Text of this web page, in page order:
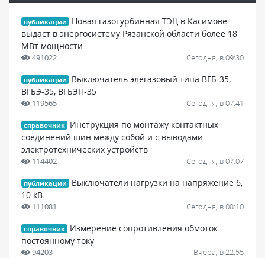
публикации
Новая газотурбинная ТЭЦ в Касимове
выдаст в энергосистему Рязанской области более 18
МВт мощности
491022 Сегодня, в 09:30
публикации
Выключатель элегазовый типа ВГБ-35,
ВГБЭ-35, ВГБЭП-35
119565 Сегодня, в 07:41
справочник
Инструкция по монтажу контактных
соединений шин между собой и с выводами
электротехнических устройств
114402 Сегодня, в 07:07
публикации
Выключатели нагрузки на напряжение 6,
10 кВ
111081 Сегодня, в 08:10
справочник
Измерение сопротивления обмоток
постоянному току
94203 Вчера, в 22:55